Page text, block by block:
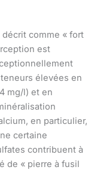
comme « fort
est
élevées en
mg/l) et en
en particulier,
certaine
contribuent à
de « pierre à fusil